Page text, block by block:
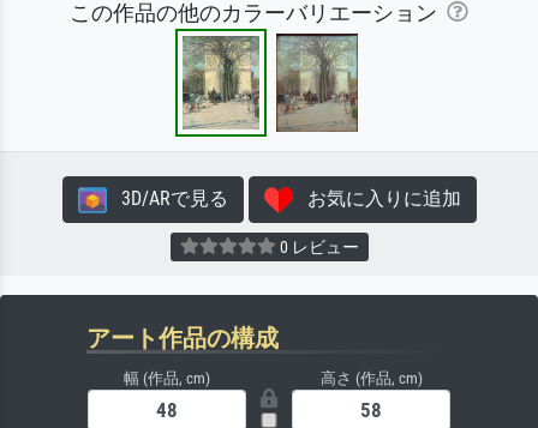
この作品の他のカラーバリエーション
3D/ARで見る お気に入りに追加
0 レビュー
アート作品の構成
幅 (作品, cm) 高さ (作品, cm)